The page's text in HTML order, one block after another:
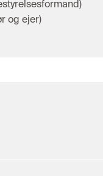
og ejer)